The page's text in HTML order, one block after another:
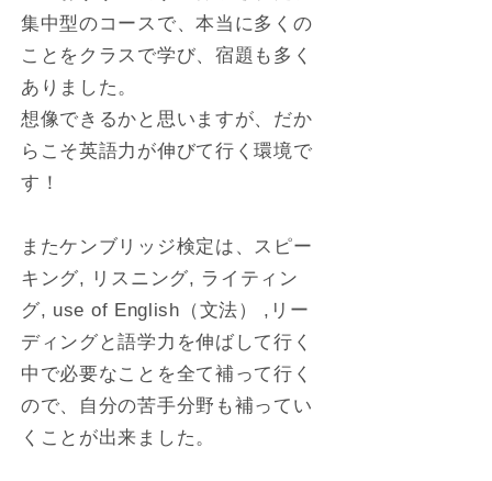
集中型のコースで、本当に多くの
ことをクラスで学び、宿題も多く
ありました。
想像できるかと思いますが、だか
らこそ英語力が伸びて行く環境で
す！
またケンブリッジ検定は、スピー
キング, リスニング, ライティン
グ, use of English（文法） ,リー
ディングと語学力を伸ばして行く
中で必要なことを全て補って行く
ので、自分の苦手分野も補ってい
くことが出来ました。